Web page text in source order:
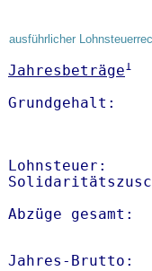
ausführlicher
Jahresbeträge1
Lohnsteuer:
Abzüge
Jahres-